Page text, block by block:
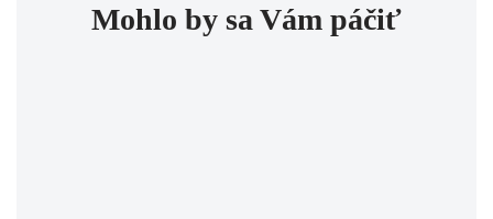
Mohlo by sa Vám páčiť